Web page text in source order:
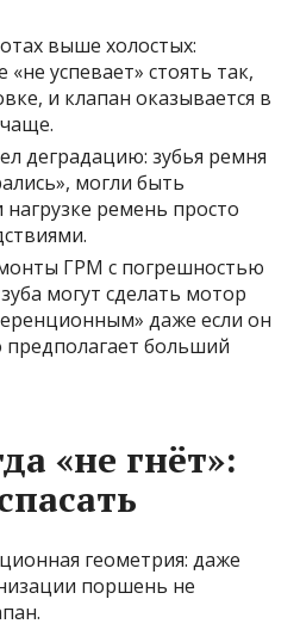
выше холостых:
«не успевает» стоять так,
и клапан оказывается в
деградацию: зубья ремня
могли быть
ремень просто
ГРМ с погрешностью
могут сделать мотор
даже если он
предполагает больший
«не гнёт»:
геометрия: даже
поршень не